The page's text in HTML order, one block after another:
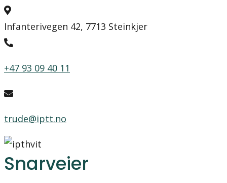
Infanterivegen 42, 7713 Steinkjer
+47 93 09 40 11
trude@iptt.no
Snarveier